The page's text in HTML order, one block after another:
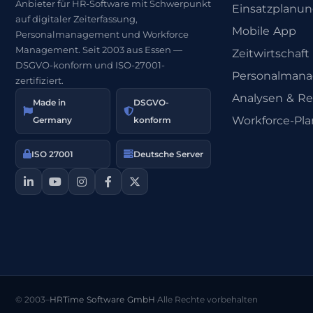
Anbieter für HR-Software mit Schwerpunkt
auf digitaler Zeiterfassung,
Personalmanagement und Workforce
Management. Seit 2003 aus Essen —
DSGVO-konform und ISO-27001-
zertifiziert.
Made in
Germany
DSGVO-
konform
ISO 27001 Deutsche Server
Mobile App
Zeitwirtschaft
Analysen &
Workforce-
© 2003–HRTime Software GmbH·Alle Rechte vorbehalten